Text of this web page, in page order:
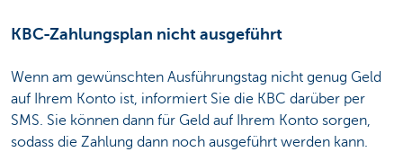
KBC-Zahlungsplan nicht ausgeführt
Wenn am gewünschten Ausführungstag nicht genug Geld
auf Ihrem Konto ist, informiert Sie die KBC darüber per
SMS. Sie können dann für Geld auf Ihrem Konto sorgen,
sodass die Zahlung dann noch ausgeführt werden kann.